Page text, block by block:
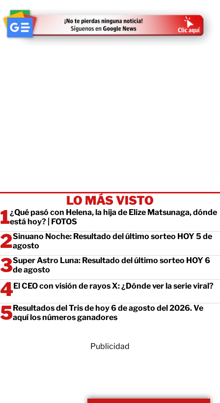
LO MÁS VISTO
¿Qué pasó con Helena, la hija de Elize Matsunaga, dónde
está hoy? | FOTOS
Sinuano Noche: Resultado del último sorteo HOY 5 de
agosto
Super Astro Luna: Resultado del último sorteo HOY 6
de agosto
El CEO con visión de rayos X: ¿Dónde ver la serie viral?
Resultados del Tris de hoy 6 de agosto del 2026. Ve
aquí los números ganadores
Publicidad